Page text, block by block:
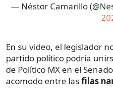
— Néstor Camarillo
En su video, el legislador
partido político podría
de Político MX en el
acomodo entre lasfilas